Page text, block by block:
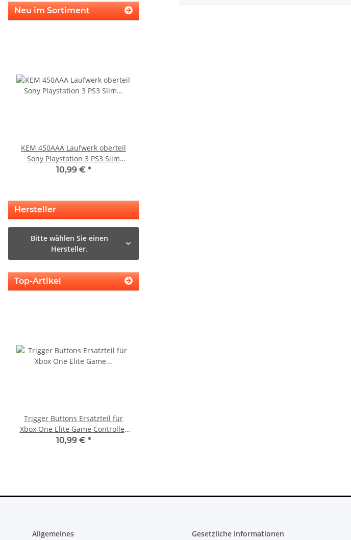
Neu im Sortiment
KEM 450AAA Laufwerk oberteil
Sony Playstation 3 PS3 Slim
gebraucht
10,99 € *
Hersteller
Bitte wählen Sie einen
Hersteller.
Top-Artikel
Trigger Buttons Ersatzteil für
Xbox One Elite Game Controller
Silber
10,99 € *
Allgemeines Gesetzliche Informationen